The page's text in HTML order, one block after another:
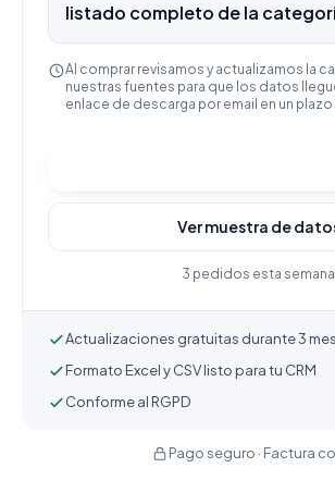
listado completo de la
Al comprar revisamos y actualizamos la
nuestras fuentes para que los datos
enlace de descarga por email en un plazo
Ver muestra de
3 pedidos esta semana
Actualizaciones gratuitas durante 3
Formato Excel y CSV listo para tu CRM
Conforme al RGPD
Pago seguro · Factura